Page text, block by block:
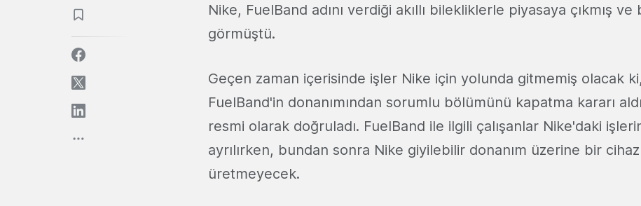
Nike, FuelBand adını verdiği akıllı bilekliklerle piyasaya çıkmış ve
görmüştü.
Geçen zaman içerisinde işler Nike için yolunda gitmemiş olacak
FuelBand'in donanımından sorumlu bölümünü kapatma kararı
resmi olarak doğruladı. FuelBand ile ilgili çalışanlar Nike'daki
ayrılırken, bundan sonra Nike giyilebilir donanım üzerine bir cihaz
üretmeyecek.